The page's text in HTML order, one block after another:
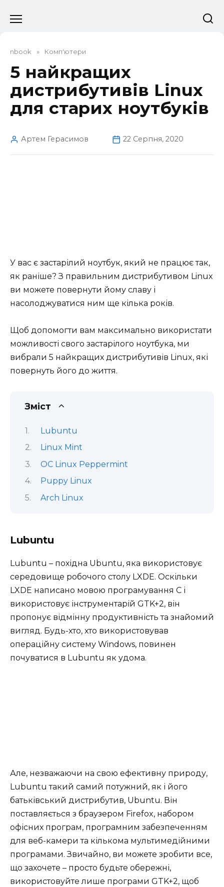
до
nbook » Комп'ютери
5 найкращих
дистрибутивів Linux
для старих ноутбуків
Артем Герасимов 22 Серпня, 2020
У вас є застарілий ноутбук, який не працює так,
як раніше? З правильним дистрибутивом Linux
ви можете повернути йому славу і
насолоджуватися ним ще кілька років.
Щоб допомогти вам максимально використати
можливості свого застарілого ноутбука, ми
вибрали 5 найкращих дистрибутивів Linux, які
повернуть його до життя.
Зміст
Lubuntu
Linux Mint
ОС Linux Peppermint
Puppy Linux
Arch Linux
Lubuntu
Lubuntu – похідна Ubuntu, яка використовує
середовище робочого столу LXDE. Оскільки
LXDE написано мовою програмування C і
використовує інструментарій GTK+2, він
пропонує відмінну продуктивність та знайомий
вигляд. Будь-хто, хто використовував
операційну систему Windows, повинен
почуватися в Lubuntu як удома.
Але, незважаючи на свою ефективну природу,
Lubuntu такий самий потужний, як і його
батьківський дистрибутив, Ubuntu. Він
поставляється з браузером Firefox, набором
офісних програм, програмним забезпеченням
для веб-камери та кількома мультимедійними
програмами. Звичайно, ви можете зробити все,
що захочете – просто будьте обережні,
використовуйте лише програми GTK+2, щоб